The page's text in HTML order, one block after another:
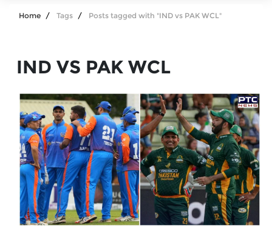
Home Tags Posts tagged with "IND vs PAK WCL"
IND VS PAK WCL